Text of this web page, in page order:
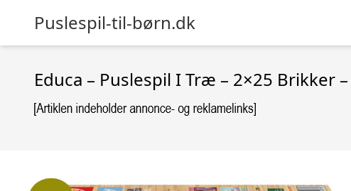
Puslespil-til-børn.dk
Educa – Puslespil I Træ – 2×25 Brikker